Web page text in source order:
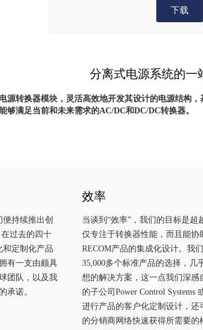
下载
分离式电源系统的一
源转换器模块，灵活高效地开发其设计的电源结构
满足当前和未来需求的AC/DC和DC/DC转换器。
便持续推出创
过去的四十
和定制化产品
有一支由颇具
团队，以及我
承诺。
效率
当谈到“效率”，我们的目标是超
仅专注于转换器性能，而且能协
RECOM产品的集成化设计。我
35,000多个标准产品的选择，几
想的解决方案，这一点我们深感
的子公司Power Control Systems
进行产品的客户化定制设计，还
的分销商网络快速获得所需要的